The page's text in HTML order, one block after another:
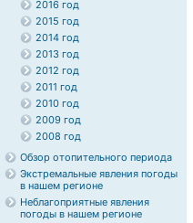
2016 год
2015 год
2014 год
2013 год
2012 год
2011 год
2010 год
2009 год
2008 год
Обзор отопительного периода
Экстремальные явления погоды
в нашем регионе
Неблагоприятные явления
погоды в нашем регионе